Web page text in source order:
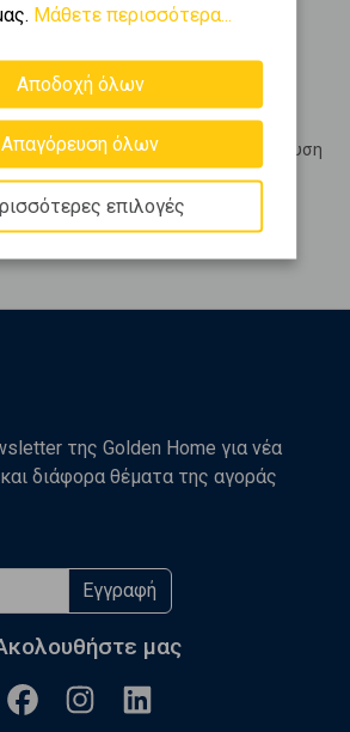
- Ξηρόβρυση
ΑΝΘΗΔΩΝΟΣ - Ξηρόβρυση
ΑΝΘΗΔΩΝΟΣ - Ξηρόβρυση
- Ξηρόβρυση
κατοικιών ΑΝΘΗΔΩΝΟΣ - Ξηρόβρυση
- Ξηρόβρυση
- Ξηρόβρυση
ΑΝΘΗΔΩΝΟΣ - Ξηρόβρυση
Μάθετε περισσότερα...
Αποδοχή όλων
Απαγόρευση όλων
επιλογές
της Golden Home για νέα
διάφορα θέματα της αγοράς
Εγγραφή
μας